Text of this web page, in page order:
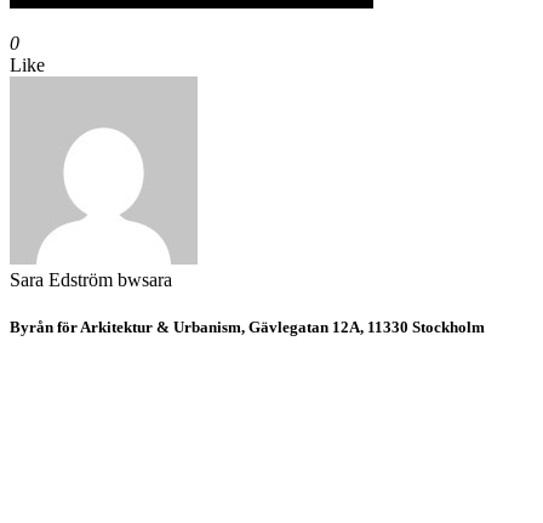
0
Like
Sara Edström bwsara
Byrån för Arkitektur & Urbanism, Gävlegatan 12A, 11330 Stockholm